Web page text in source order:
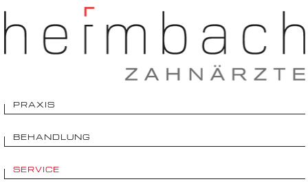
PRAXIS
BEHANDLUNG
SERVICE